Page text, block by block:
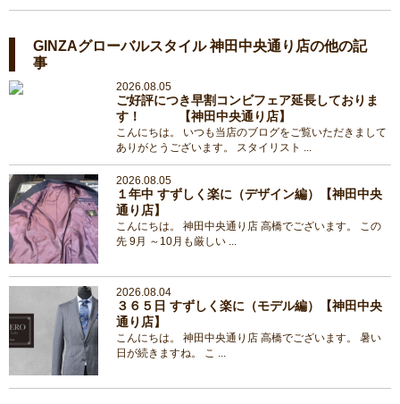
GINZAグローバルスタイル 神田中央通り店の他の記
事
2026.08.05
ご好評につき早割コンビフェア延長しておりま
す！ 【神田中央通り店】
こんにちは。 いつも当店のブログをご覧いただきまして
ありがとうございます。 スタイリスト ...
2026.08.05
１年中 すずしく楽に（デザイン編）【神田中央
通り店】
こんにちは。 神田中央通り店 高橋でございます。 この
先 9月 ～10月も厳しい ...
2026.08.04
３６５日 すずしく楽に（モデル編）【神田中央
通り店】
こんにちは。 神田中央通り店 高橋でございます。 暑い
日が続きますね。 こ ...